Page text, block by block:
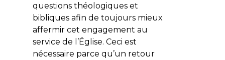
questions théologiques et
bibliques afin de toujours mieux
affermir cet engagement au
service de l’Église. Ceci est
nécessaire parce qu’un retour